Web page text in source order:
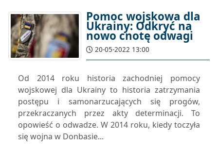
Pomoc wojskowa dla
Ukrainy: Odkryć na
nowo cnotę odwagi
20-05-2022 13:00
Od 2014 roku historia zachodniej pomocy
wojskowej dla Ukrainy to historia zatrzymania
postępu i samonarzucających się progów,
przekraczanych przez akty determinacji. To
opowieść o odwadze. W 2014 roku, kiedy toczyła
się wojna w Donbasie...